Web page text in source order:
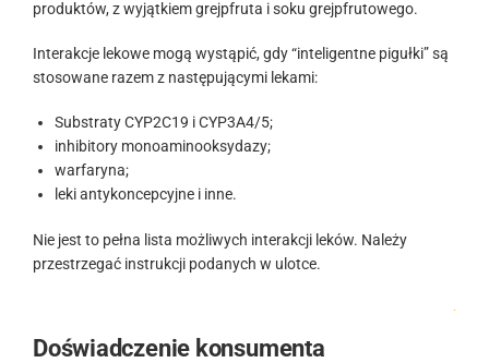
produktów, z wyjątkiem grejpfruta i soku grejpfrutowego.
Interakcje lekowe mogą wystąpić, gdy “inteligentne pigułki” są
stosowane razem z następującymi lekami:
Substraty CYP2C19 i CYP3A4/5;
inhibitory monoaminooksydazy;
warfaryna;
leki antykoncepcyjne i inne.
Nie jest to pełna lista możliwych interakcji leków. Należy
przestrzegać instrukcji podanych w ulotce.
.
Doświadczenie konsumenta